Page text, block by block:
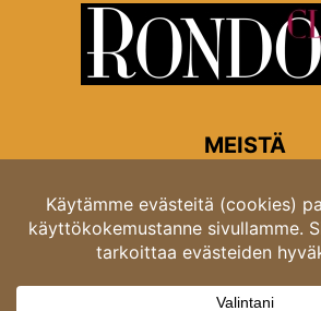
MEISTÄ
Rondon toimitus
Opastinsilta 6A 00520
Asiakaspalvelu: puh. 03
Ota meihin yhteyttä: